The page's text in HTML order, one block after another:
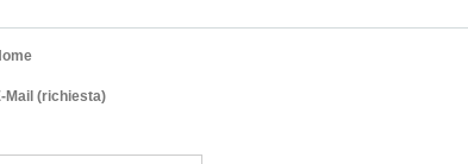
Mail (richiesta)